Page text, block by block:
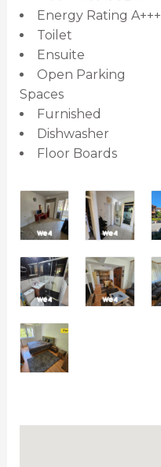
Energy Rating A+++
Toilet
Ensuite
Open Parking
Spaces
Furnished
Dishwasher
Floor Boards